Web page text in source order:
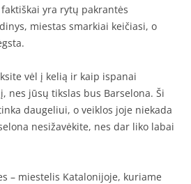
yra rytų pakrantės
miestas smarkiai keičiasi, o
vėl į kelią ir kaip ispanai
nes jūsų tikslas bus Barselona. Ši
daugeliui, o veiklos joje niekada
nesižavėkite, nes dar liko labai
– miestelis Katalonijoje, kuriame